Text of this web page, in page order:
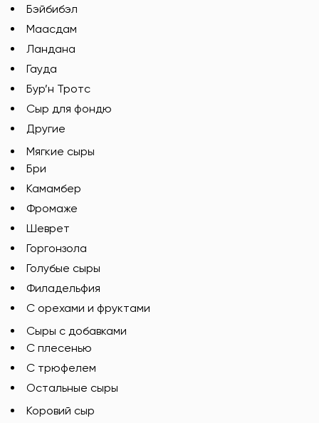
Бэйбибэл
Маасдам
Ландана
Гауда
Бур’н Тротс
Сыр для фондю
Другие
Мягкие сыры
Бри
Камамбер
Фромаже
Шеврет
Горгонзола
Голубые сыры
Филадельфия
С орехами и фруктами
Сыры с добавками
C плесенью
С трюфелем
Остальные сыры
Коровий сыр